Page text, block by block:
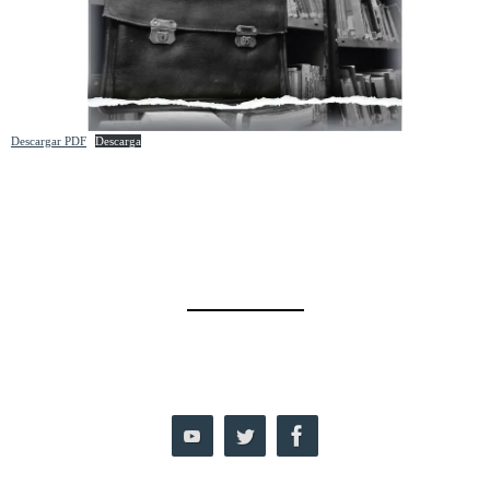
Descargar PDF Descarga